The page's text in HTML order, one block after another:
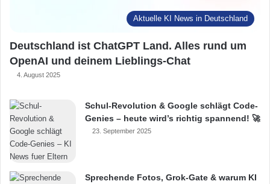
Aktuelle KI News in Deutschland
Deutschland ist ChatGPT Land. Alles rund um
OpenAI und deinem Lieblings-Chat
4. August 2025
Schul-Revolution & Google schlägt Code-
Genies – heute wird’s richtig spannend! 🚀
23. September 2025
Sprechende Fotos, Grok-Gate & warum KI